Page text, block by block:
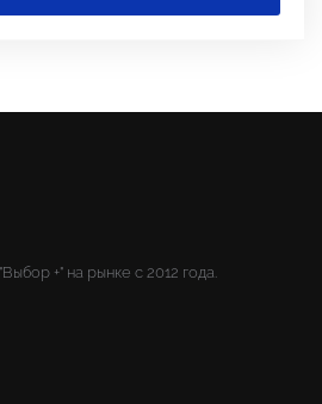
+" на рынке с 2012 года.